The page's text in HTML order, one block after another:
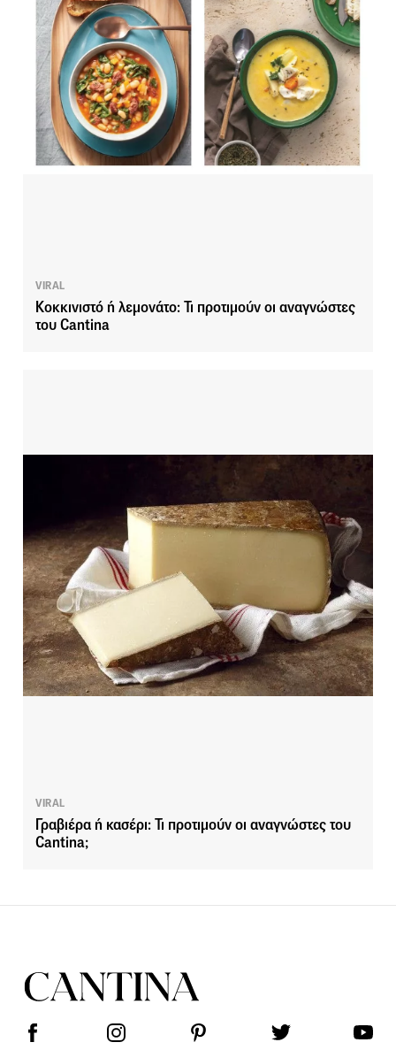
VIRAL
Κοκκινιστό ή λεμονάτο: Τι προτιμούν οι αναγνώστες
του Cantina
VIRAL
Γραβιέρα ή κασέρι: Τι προτιμούν οι αναγνώστες του
Cantina;